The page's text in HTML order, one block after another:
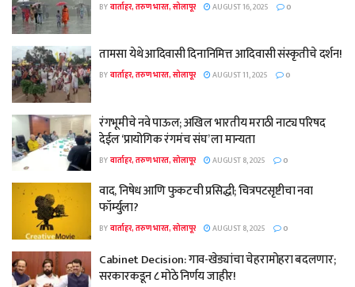
BYवार्ताहर, तरुण भारत, सोलापूर AUGUST 16, 2025 0
तामसा येथे आदिवासी दिनानिमित्त आदिवासी संस्कृतीचे दर्शन!
BYवार्ताहर, तरुण भारत, सोलापूर AUGUST 11, 2025 0
रंगभूमीचे नवे पाऊल; अखिल भारतीय मराठी नाट्य परिषद
देईल ‘प्रायोगिक रंगमंच संघ’ ला मान्यता
BYवार्ताहर, तरुण भारत, सोलापूर AUGUST 8, 2025 0
वाद, निषेध आणि फुकटची प्रसिद्धी; चित्रपटसृष्टीचा नवा
फॉर्म्युला?
BYवार्ताहर, तरुण भारत, सोलापूर AUGUST 8, 2025 0
Cabinet Decision: गाव-खेड्यांचा चेहरामोहरा बदलणार;
सरकारकडून ८ मोठे निर्णय जाहीर!